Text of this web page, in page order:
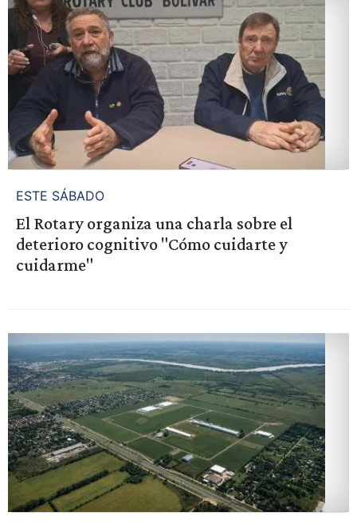
ESTE SÁBADO
El Rotary organiza una charla sobre el
deterioro cognitivo "Cómo cuidarte y
cuidarme"